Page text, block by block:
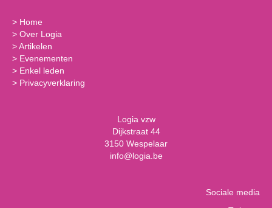
> Home
> Over Logia
>Artikelen
> Evenementen
> Enkel leden
> Privacyverklaring
Logia vzw
Dijkstraat 44
3150 Wespelaar
info@logia.be
Sociale media